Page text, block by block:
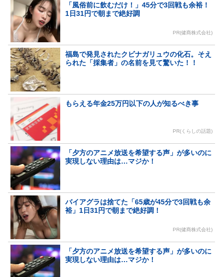
「風俗前に飲むだけ！」45分で3回戦も余裕！
1日31円で朝まで絶好調
PR(健商株式会社)
福島で発見されたクビナガリュウの化石。そえ
られた「採集者」の名前を見て驚いた！！
もらえる年金25万円以下の人が知るべき事
PR(くらしの話題)
「夕方のアニメ放送を希望する声」が多いのに
実現しない理由は…マジか！
バイアグラは捨てた「65歳が45分で3回戦も余
裕」1日31円で朝まで絶好調！
PR(健商株式会社)
「夕方のアニメ放送を希望する声」が多いのに
実現しない理由は…マジか！